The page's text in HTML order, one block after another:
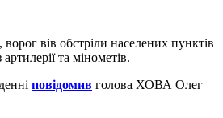
вів обстріли населених пунктів
та мінометів.
повідомив голова ХОВА Олег